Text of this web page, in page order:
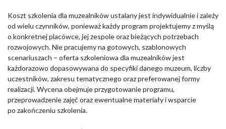
Koszt szkolenia dla muzealników ustalany jest indywidualnie i zależy
od wielu czynników, ponieważ każdy program projektujemy z myślą
o konkretnej placówce, jej zespole oraz bieżących potrzebach
rozwojowych. Nie pracujemy na gotowych, szablonowych
scenariuszach – oferta szkoleniowa dla muzealników jest
każdorazowo dopasowywana do specyfiki danego muzeum, liczby
uczestników, zakresu tematycznego oraz preferowanej formy
realizacji. Wycena obejmuje przygotowanie programu,
przeprowadzenie zajęć oraz ewentualne materiały i wsparcie
po zakończeniu szkolenia.